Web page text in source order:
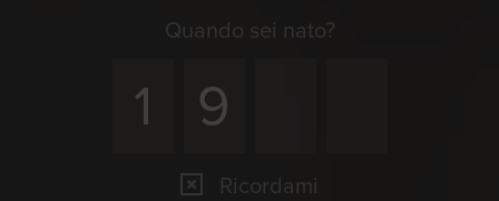
Quando sei nato?
Ricordami